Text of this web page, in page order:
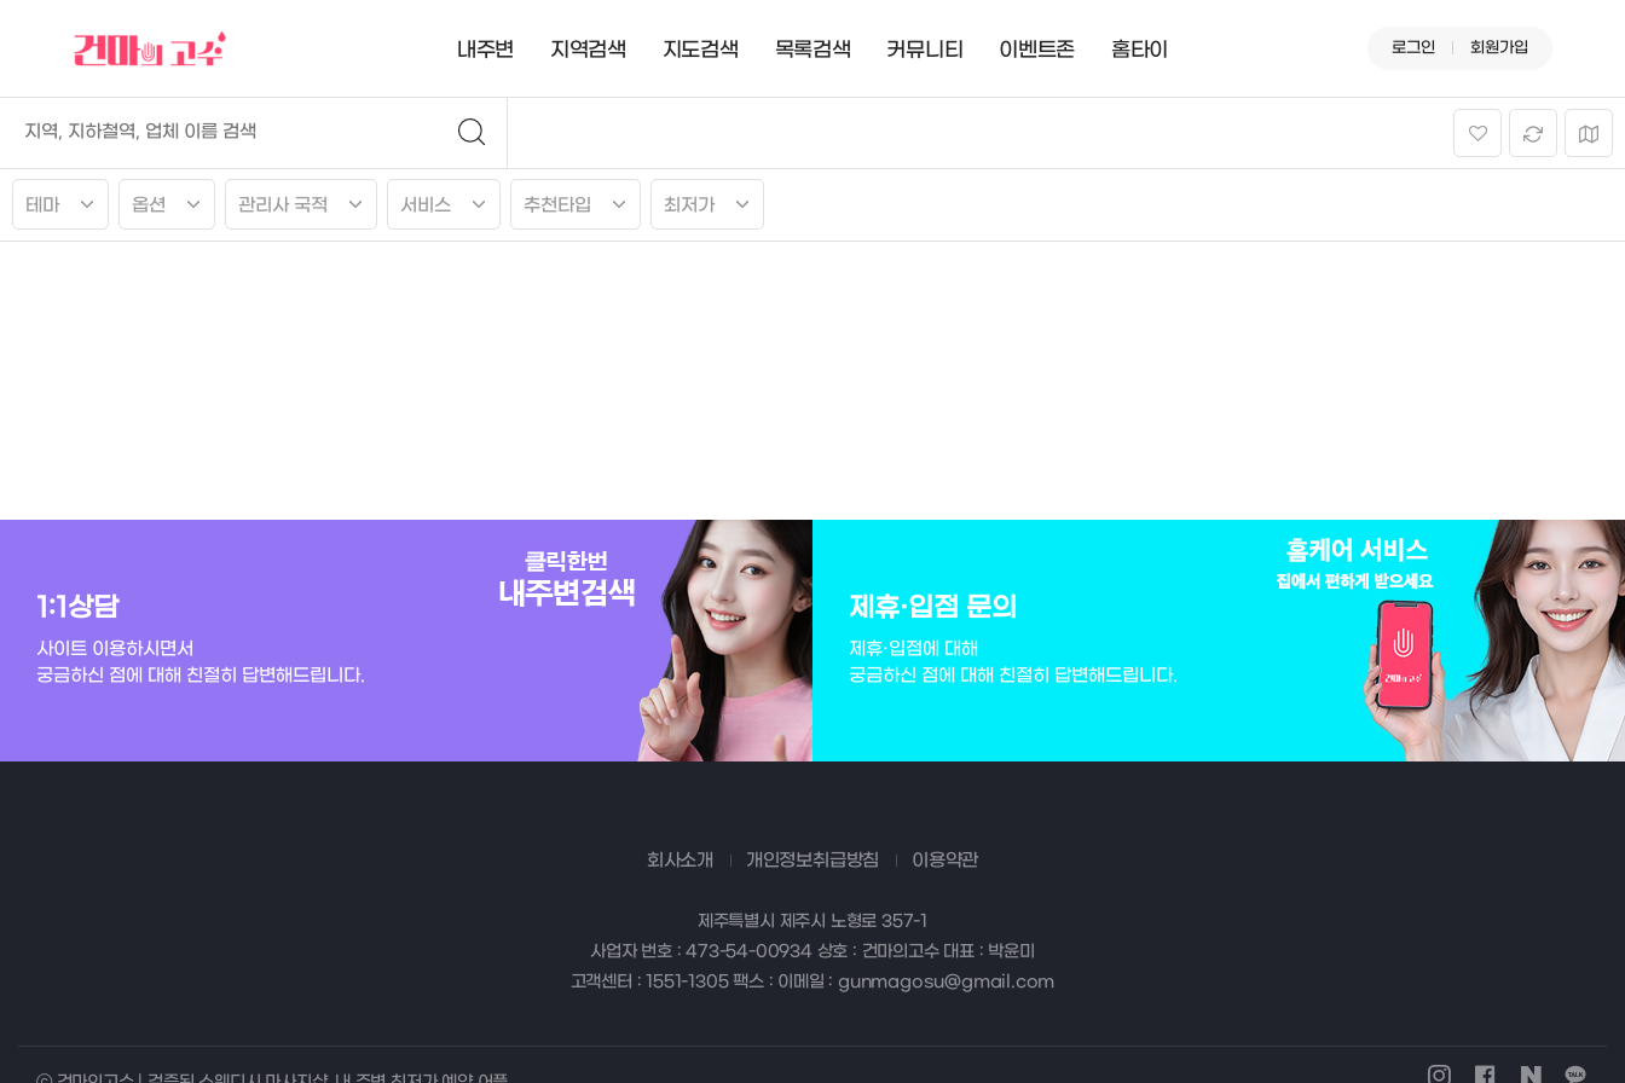
내주변 지역검색 지도검색 목록검색 커뮤니티 이벤트존 홈타이 로그인 회원가입
테마 옵션 관리사 국적 서비스 추천타입 최저가
1:1상담
사이트 이용하시면서
궁금하신 점에 대해 친절히 답변해드립니다.
제휴·입점 문의
제휴·입점에 대해
궁금하신 점에 대해 친절히 답변해드립니다.
회사소개 개인정보취급방침 이용약관
제주특별시 제주시 노형로 357-1
사업자 번호 : 473-54-00934 상호 : 건마의고수 대표 : 박윤미
고객센터 : 1551-1305 팩스 : 이메일 : gunmagosu@gmail.com